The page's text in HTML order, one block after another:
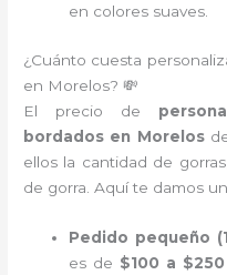
en colores suaves.
¿Cuánto cuesta
en Morelos? 💸
El precio de
bordados en Morelos
ellos la cantidad de
de gorra. Aquí te damos
Pedido pequeño
es de $100 a $250